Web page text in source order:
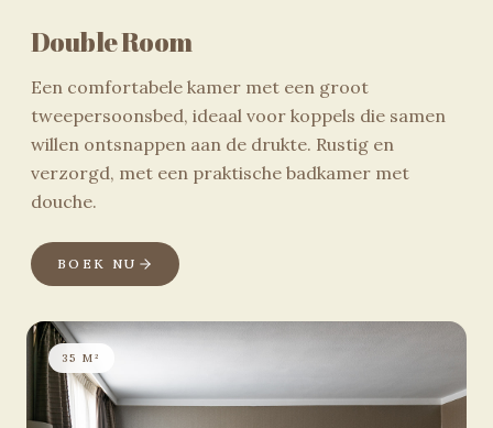
Double Room
Een comfortabele kamer met een groot
tweepersoonsbed, ideaal voor koppels die samen
willen ontsnappen aan de drukte. Rustig en
verzorgd, met een praktische badkamer met
douche.
BOEK NU
35 M²